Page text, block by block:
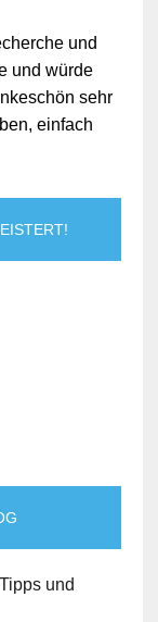
und
und würde
sehr
einfach
und